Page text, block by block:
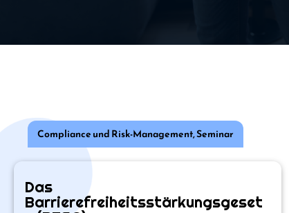
Compliance und Risk-Management,Seminar
Das
Barrierefreiheitsstärkungsgeset